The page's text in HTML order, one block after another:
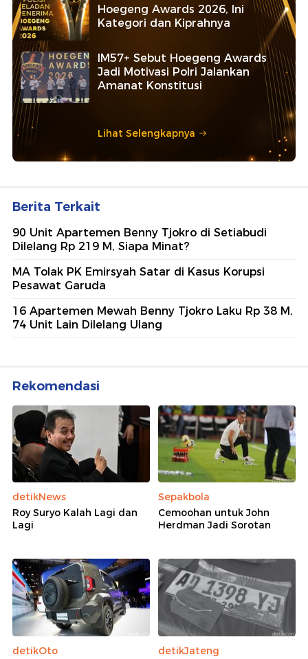
Hoegeng Awards 2026, Ini
Kategori dan Kiprahnya
IM57+ Sebut Hoegeng Awards
Jadi Motivasi Polri Jalankan
Amanat Konstitusi
Lihat Selengkapnya
Berita Terkait
90 Unit Apartemen Benny Tjokro di Setiabudi
Dilelang Rp 219 M, Siapa Minat?
MA Tolak PK Emirsyah Satar di Kasus Korupsi
Pesawat Garuda
16 Apartemen Mewah Benny Tjokro Laku Rp 38 M,
74 Unit Lain Dilelang Ulang
Rekomendasi
detikNews
Roy Suryo Kalah Lagi dan
Lagi
Sepakbola
Cemoohan untuk John
Herdman Jadi Sorotan
detikOto
detikJateng